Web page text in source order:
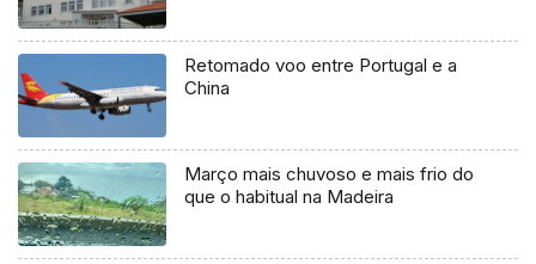
Retomado voo entre Portugal e a
China
Março mais chuvoso e mais frio do
que o habitual na Madeira